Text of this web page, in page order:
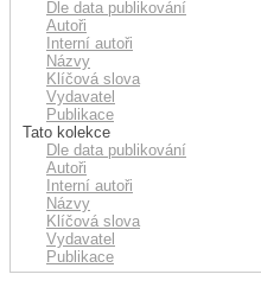
Dle data publikování
Autoři
Interní autoři
Názvy
Klíčová slova
Vydavatel
Publikace
Tato kolekce
Dle data publikování
Autoři
Interní autoři
Názvy
Klíčová slova
Vydavatel
Publikace